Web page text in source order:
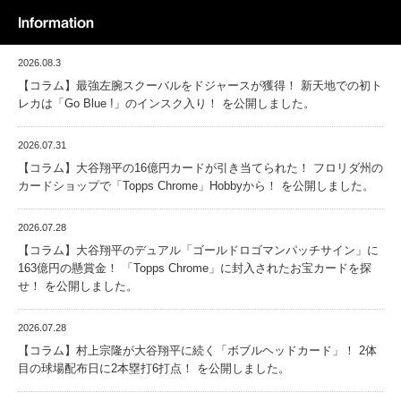
Information
2026.08.3
【コラム】最強左腕スクーバルをドジャースが獲得！ 新天地での初ト
レカは「Go Blue !」のインスク入り！ を公開しました。
2026.07.31
【コラム】大谷翔平の16億円カードが引き当てられた！ フロリダ州の
カードショップで「Topps Chrome」Hobbyから！ を公開しました。
2026.07.28
【コラム】大谷翔平のデュアル「ゴールドロゴマンパッチサイン」に
163億円の懸賞金！ 「Topps Chrome」に封入されたお宝カードを探
せ！ を公開しました。
2026.07.28
【コラム】村上宗隆が大谷翔平に続く「ボブルヘッドカード」！ 2体
目の球場配布日に2本塁打6打点！ を公開しました。